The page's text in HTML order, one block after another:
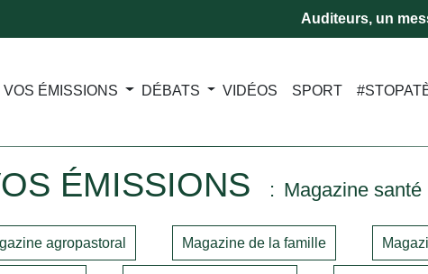
Auditeurs, un
VOS ÉMISSIONS DÉBATS VIDÉOS SPORT
ÉMISSIONS Magazine santé
agropastoral Magazine de la famille